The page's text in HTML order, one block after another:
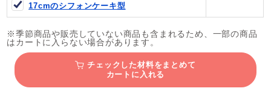
17cmのシフォンケーキ型
※季節商品や販売していない商品も含まれるため、一部の商品
はカートに入らない場合があります。
チェックした材料をまとめて
カートに入れる